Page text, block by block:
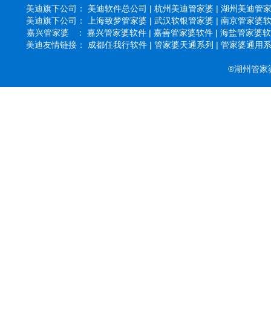
美迪旗下公司： 美迪软件总公司 | 杭州美迪管家婆 | 湖州美迪管
美迪旗下公司：
上海致梦管家婆 | 武汉软银管家婆 | 南京管家婆
嘉兴管家婆 ： 嘉兴管家婆软件 | 嘉善管家婆软件 | 海盐管家婆
美迪友情链接： 成都任我行软件 | 管家婆天通系列 | 管家婆通用
®湖州管家